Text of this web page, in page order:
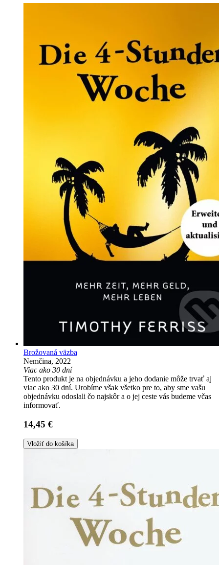
Brožovaná väzba
Nemčina, 2022
Viac ako 30 dní
Tento produkt je na objednávku a jeho dodanie môže trvať aj
viac ako 30 dní. Urobíme však všetko pre to, aby sme vašu
objednávku odoslali čo najskôr a o jej ceste vás budeme včas
informovať.
14,45 €
Vložiť do košíka